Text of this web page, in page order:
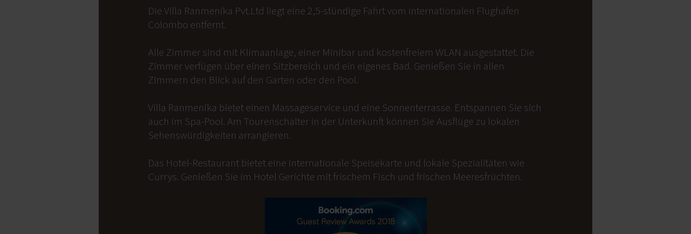
Die Villa Ranmenika Pvt.Ltd liegt eine 2,5-stündige Fahrt vom internationalen Flughafen
Colombo entfernt.
Alle Zimmer sind mit Klimaanlage, einer Minibar und kostenfreiem WLAN ausgestattet. Die
Zimmer verfügen über einen Sitzbereich und ein eigenes Bad. Genießen Sie in allen
Zimmern den Blick auf den Garten oder den Pool.
Villa Ranmenika bietet einen Massageservice und eine Sonnenterrasse. Entspannen Sie sich
auch im Spa-Pool. Am Tourenschalter in der Unterkunft können Sie Ausflüge zu lokalen
Sehenswürdigkeiten arrangieren.
Das Hotel-Restaurant bietet eine internationale Speisekarte und lokale Spezialitäten wie
Currys. Genießen Sie im Hotel Gerichte mit frischem Fisch und frischen Meeresfrüchten.